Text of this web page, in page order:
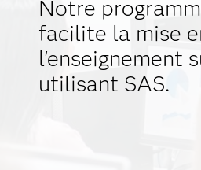
Notre
facilite la mise
l'enseignement
utilisant SAS.